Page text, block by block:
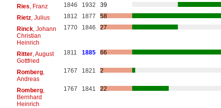
Ries , Franz 1846 1932
39
Rietz, Julius 1812 1877
58
Rinck, Johann
Christian
Heinrich
1770 1846 27
Ritter, August
Gottfried
1811 1885 66
Romberg,
Andreas
1767 1821 2
Romberg,
Bernhard
Heinrich
1767 1841 22